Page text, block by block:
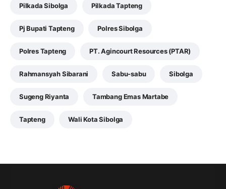
Pilkada Sibolga Pilkada Tapteng
Pj Bupati Tapteng Polres Sibolga
Polres Tapteng PT. Agincourt Resources (PTAR)
Rahmansyah Sibarani Sabu-sabu Sibolga
Sugeng Riyanta Tambang Emas Martabe
Tapteng Wali Kota Sibolga